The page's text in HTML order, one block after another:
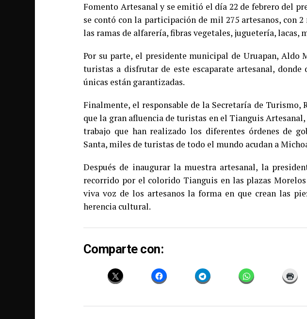
Fomento Artesanal y se emitió el día 22 de febrero del
se contó con la participación de mil 275 artesanos, con
las ramas de alfarería, fibras vegetales, juguetería, lacas,
Por su parte, el presidente municipal de Uruapan, Aldo
turistas a disfrutar de este escaparate artesanal,
únicas están garantizadas.
Finalmente, el responsable de la Secretaría de Turismo,
que la gran afluencia de turistas en el Tianguis
trabajo que han realizado los diferentes órdenes de
Santa, miles de turistas de todo el mundo acudan a
Después de inaugurar la muestra artesanal, la
recorrido por el colorido Tianguis en las plazas
viva voz de los artesanos la forma en que crean las
herencia cultural.
Comparte con: